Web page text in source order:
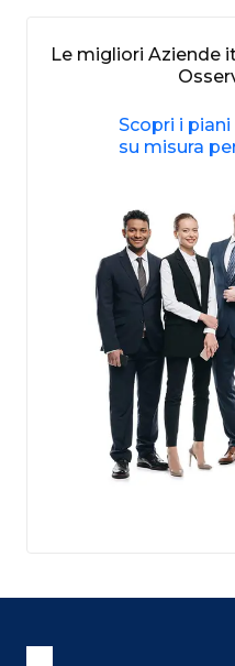
Le migliori Aziende
Scopri i
su misura